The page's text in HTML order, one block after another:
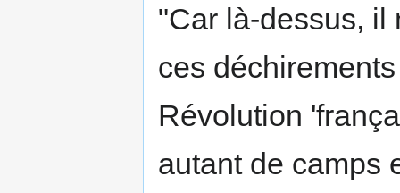
"Car là-dessus, il
ces
Révolution
autant de camps